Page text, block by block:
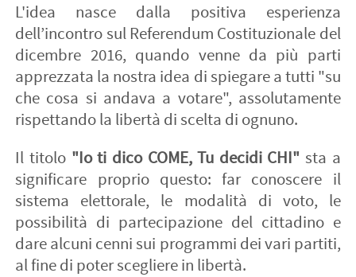
L'idea nasce dalla positiva esperienza
dell’incontro sul Referendum Costituzionale del
dicembre 2016, quando venne da più parti
apprezzata la nostra idea di spiegare a tutti "su
che cosa si andava a votare", assolutamente
rispettando la libertà di scelta di ognuno.
Il titolo "Io ti dico COME, Tu decidi CHI" sta a
significare proprio questo: far conoscere il
sistema elettorale, le modalità di voto, le
possibilità di partecipazione del cittadino e
dare alcuni cenni sui programmi dei vari partiti,
al fine di poter scegliere in libertà.